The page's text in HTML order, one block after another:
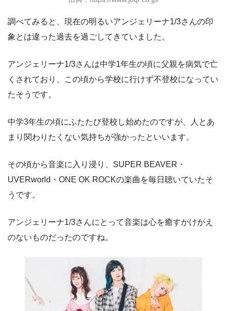
調べてみると、現在の明るいアンジェリーナ1/3さんの印
象とは違った過去を過ごしてきていました。
アンジェリーナ1/3さんは中学1年生の頃に父親を病気で亡
くされており、この頃から学校に行けず不登校になってい
たそうです。
中学3年生の頃にふたたび登校し始めたのですが、人とあ
まり関わりたくない気持ちが強かったといいます。
その頃から音楽に入り浸り、SUPER BEAVER・
UVERworld・ONE OK ROCKの楽曲を毎日聴いていたそ
うです。
アンジェリーナ1/3さんにとって音楽は心を癒すかけがえ
のないものだったのですね。